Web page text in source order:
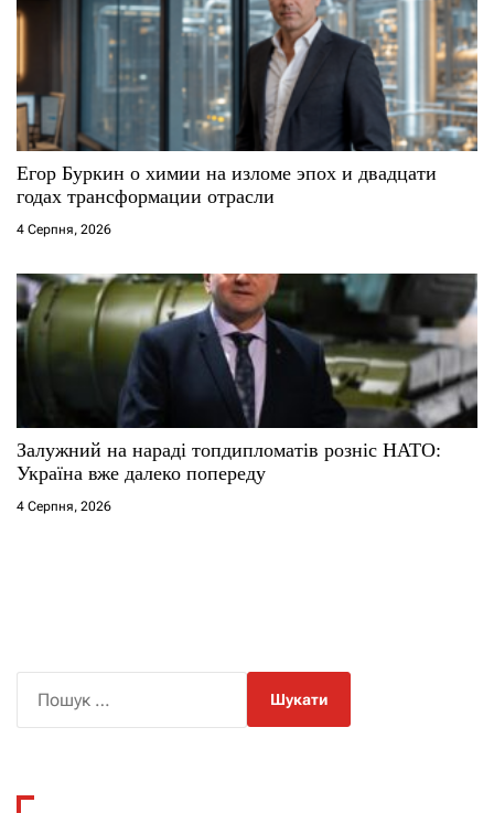
Егор Буркин о химии на изломе эпох и двадцати
годах трансформации отрасли
4 Серпня, 2026
Залужний на нараді топдипломатів розніс НАТО:
Україна вже далеко попереду
4 Серпня, 2026
к